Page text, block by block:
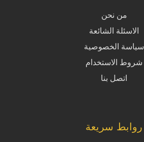
من نحن
الاسئلة الشائعة
سياسة الخصوصية
شروط الاستخدام
اتصل بنا
روابط سريعة